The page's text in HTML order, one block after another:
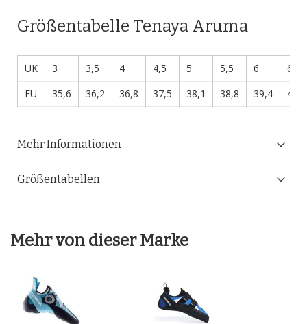
Größentabelle Tenaya Aruma
UK 3 3,5 4 4,5 5 5,5 6
6,5
EU
35,6 36,2 36,8 37,5 38,1 38,8 39,4 40
Mehr Informationen
Größentabellen
Mehr von dieser Marke